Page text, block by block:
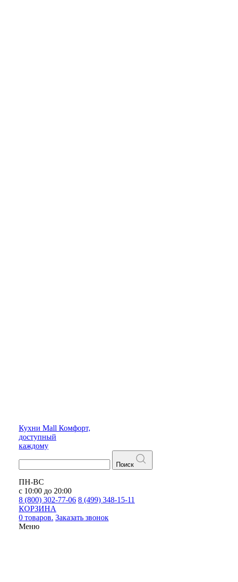
Кухни Mall Комфорт,
доступный
каждому
Поиск
ПН-ВС
с 10:00 до 20:00
8 (800) 302-77-06 8 (499) 348-15-11
КОРЗИНА
0 товаров. Заказать звонок
Меню